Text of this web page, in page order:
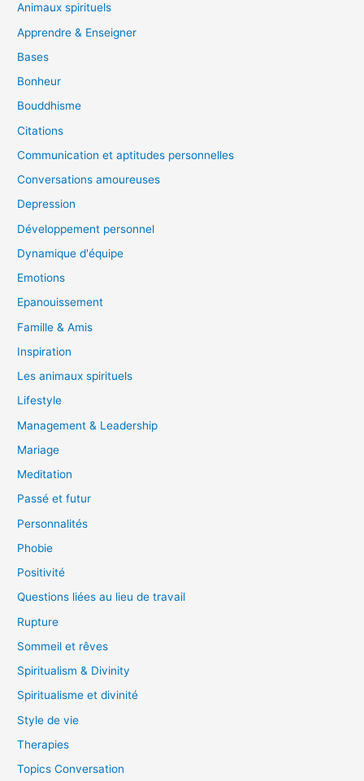
Animaux spirituels
Apprendre & Enseigner
Bases
Bonheur
Bouddhisme
Citations
Communication et aptitudes personnelles
Conversations amoureuses
Depression
Développement personnel
Dynamique d'équipe
Emotions
Epanouissement
Famille & Amis
Inspiration
Les animaux spirituels
Lifestyle
Management & Leadership
Mariage
Meditation
Passé et futur
Personnalités
Phobie
Positivité
Questions liées au lieu de travail
Rupture
Sommeil et rêves
Spiritualism & Divinity
Spiritualisme et divinité
Style de vie
Therapies
Topics Conversation